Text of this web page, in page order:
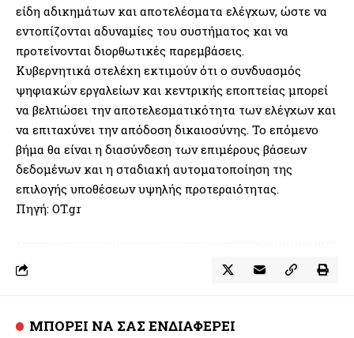
είδη αδικημάτων και αποτελέσματα ελέγχων, ώστε να
εντοπίζονται αδυναμίες του συστήματος και να
προτείνονται διορθωτικές παρεμβάσεις.
Κυβερνητικά στελέχη εκτιμούν ότι ο συνδυασμός
ψηφιακών εργαλείων και κεντρικής εποπτείας μπορεί
να βελτιώσει την αποτελεσματικότητα των ελέγχων και
να επιταχύνει την απόδοση δικαιοσύνης. Το επόμενο
βήμα θα είναι η διασύνδεση των επιμέρους βάσεων
δεδομένων και η σταδιακή αυτοματοποίηση της
επιλογής υποθέσεων υψηλής προτεραιότητας.
Πηγή: OT.gr
ΜΠΟΡΕΙ ΝΑ ΣΑΣ ΕΝΔΙΑΦΕΡΕΙ